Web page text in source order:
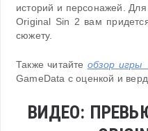
историй и персонажей.
Original Sin 2 вам
сюжету.
Также читайте обзор игры
GameData с оценкой и
ВИДЕО: